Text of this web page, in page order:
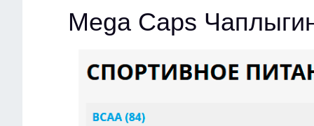
Mega Caps